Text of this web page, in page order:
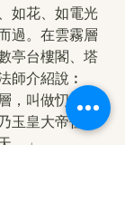
如花、如電光
過。在雲霧層
亭台樓閣、塔
師介紹說︰
，叫做忉利天
玉皇大帝住
。」